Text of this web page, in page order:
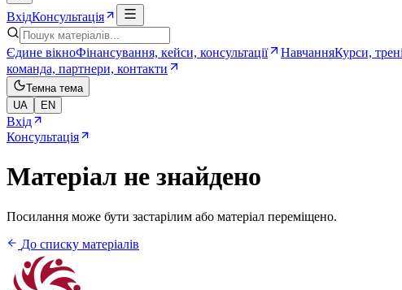
ВхідКонсультація
Єдине вікноФінансування, кейси, консультації НавчанняКурси,
команда, партнери, контакти
Темна тема
UA
EN
Вхід
Консультація
Матеріал не знайдено
Посилання може бути застарілим або матеріал переміщено.
До списку матеріалів